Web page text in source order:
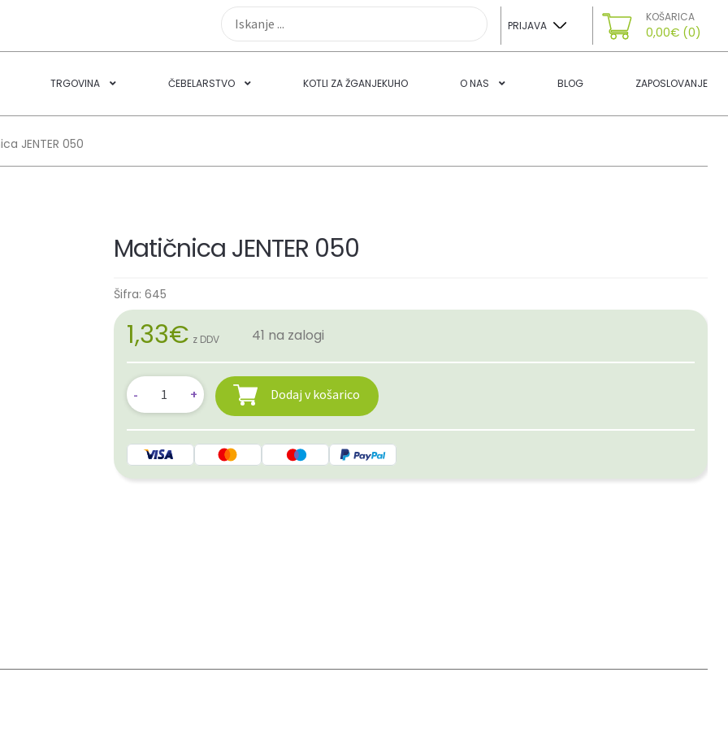
PRIJAVA
KOŠARICA
0,00€ (0)
TRGOVINA ČEBELARSTVO KOTLI ZA ŽGANJEKUHO O NAS BLOG ZAPOSLOVANJE
JENTER 050
Matičnica JENTER 050
Šifra: 645
1,33€ z DDV 41 na zalogi
Dodaj v košarico